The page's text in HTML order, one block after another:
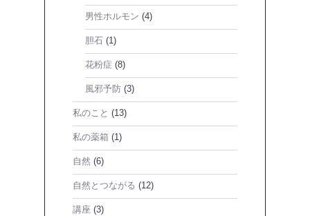
男性ホルモン (4)
胆石 (1)
花粉症 (8)
風邪予防 (3)
私のこと (13)
私の薬箱 (1)
自然 (6)
自然とつながる (12)
講座 (3)